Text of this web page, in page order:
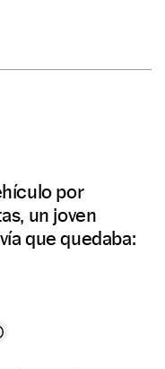
por
un joven
que quedaba: